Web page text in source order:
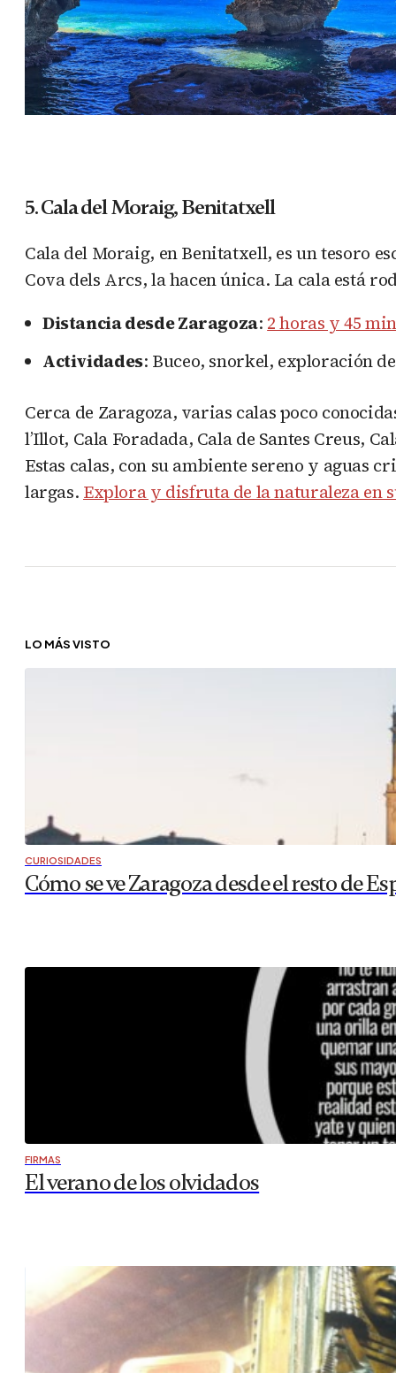
5.Cala del Moraig, Benitatxell
Cala del Moraig, en Benitatxell, es un tesoro
Cova dels Arcs, la hacen única. La cala está
Distancia desde Zaragoza: 2 horas y 45
Actividades: Buceo, snorkel, exploración
Cerca de Zaragoza, varias calas poco
l’Illot, Cala Foradada, Cala de Santes Creus,
Estas calas, con su ambiente sereno y aguas
largas. Explora y disfruta de la naturaleza en
LO MÁS VISTO
CURIOSIDADES
Cómo se ve Zaragoza desde el resto de
FIRMAS
El verano de los olvidados